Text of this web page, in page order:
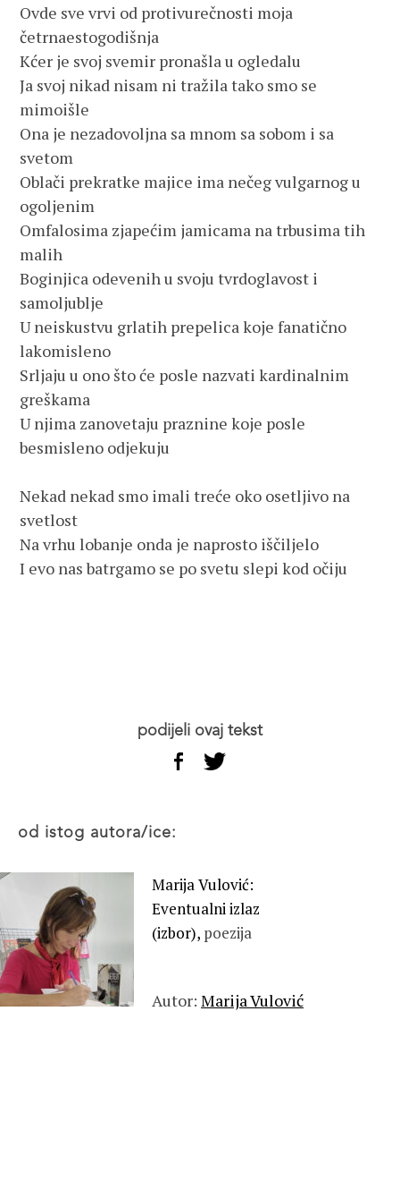
Ovde sve vrvi od protivurečnosti moja
četrnaestogodišnja
Kćer je svoj svemir pronašla u ogledalu
Ja svoj nikad nisam ni tražila tako smo se
mimoišle
Ona je nezadovoljna sa mnom sa sobom i sa
svetom
Oblači prekratke majice ima nečeg vulgarnog u
ogoljenim
Omfalosima zjapećim jamicama na trbusima tih
malih
Boginjica odevenih u svoju tvrdoglavost i
samoljublje
U neiskustvu grlatih prepelica koje fanatično
lakomisleno
Srljaju u ono što će posle nazvati kardinalnim
greškama
U njima zanovetaju praznine koje posle
besmisleno odjekuju
Nekad nekad smo imali treće oko osetljivo na
svetlost
Na vrhu lobanje onda je naprosto iščiljelo
I evo nas batrgamo se po svetu slepi kod očiju
podijeli ovaj tekst
od istog autora/ice:
Marija Vulović:
Eventualni izlaz
(izbor), poezija
Autor: Marija Vulović